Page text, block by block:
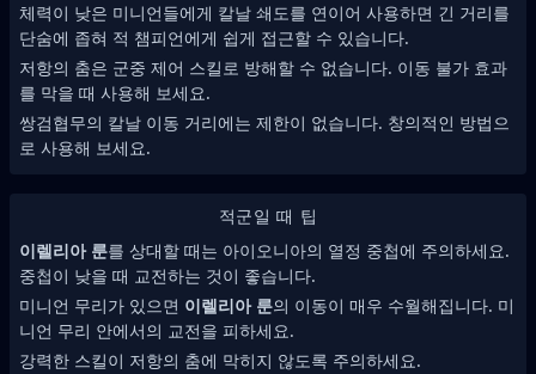
체력이 낮은 미니언들에게 칼날 쇄도를 연이어 사용하면 긴 거리를
단숨에 좁혀 적 챔피언에게 쉽게 접근할 수 있습니다.
저항의 춤은 군중 제어 스킬로 방해할 수 없습니다. 이동 불가 효과
를 막을 때 사용해 보세요.
쌍검협무의 칼날 이동 거리에는 제한이 없습니다. 창의적인 방법으
로 사용해 보세요.
적군일 때 팁
이렐리아 룬를 상대할 때는 아이오니아의 열정 중첩에 주의하세요.
중첩이 낮을 때 교전하는 것이 좋습니다.
미니언 무리가 있으면 이렐리아 룬의 이동이 매우 수월해집니다. 미
니언 무리 안에서의 교전을 피하세요.
강력한 스킬이 저항의 춤에 막히지 않도록 주의하세요.